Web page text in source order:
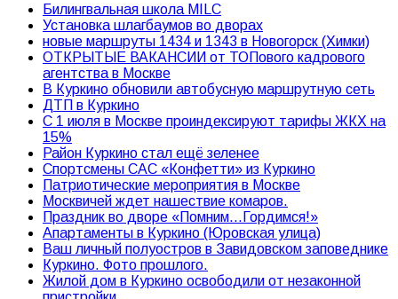
Билингвальная школа MILC
Установка шлагбаумов во дворах
новые маршруты 1434 и 1343 в Новогорск (Химки)
ОТКРЫТЫЕ ВАКАНСИИ от ТОПового кадрового
агентства в Москве
В Куркино обновили автобусную маршрутную сеть
ДТП в Куркино
С 1 июля в Москве проиндексируют тарифы ЖКХ на
15%
Район Куркино стал ещё зеленее
Спортсмены САС «Конфетти» из Куркино
Патриотические мероприятия в Москве
Москвичей ждет нашествие комаров.
Праздник во дворе «Помним…Гордимся!»
Апартаменты в Куркино (Юровская улица)
Ваш личный полуостров в Завидовском заповеднике
Куркино. Фото прошлого.
Жилой дом в Куркино освободили от незаконной